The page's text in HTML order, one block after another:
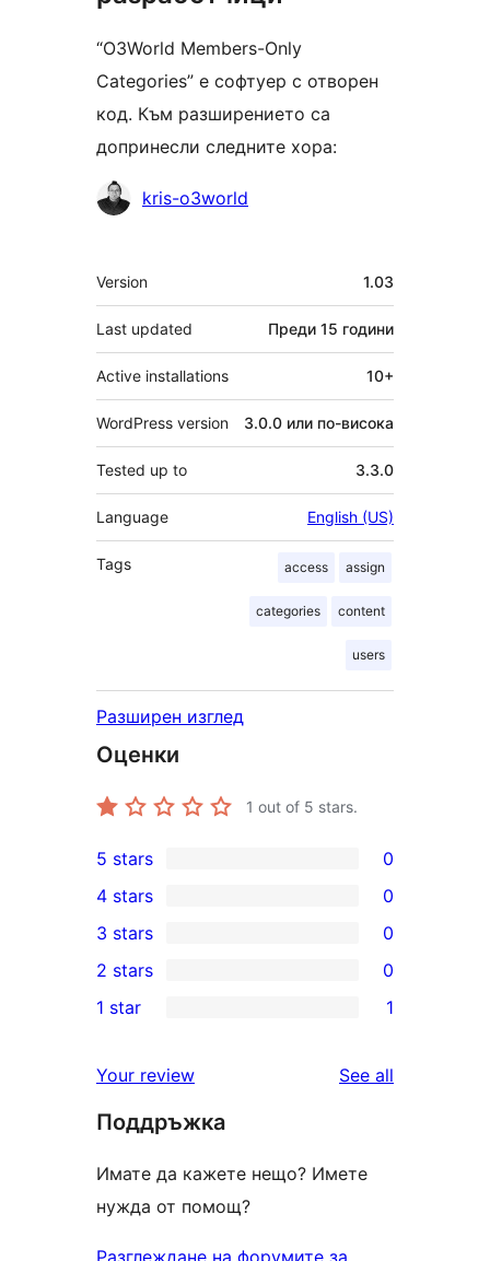
“O3World Members-Only
Categories” е софтуер с отворен
код. Към разширението са
допринесли следните хора:
Сътрудници
kris-o3world
Мета
Version 1.03
Last updated Преди 15 години
Active installations 10+
WordPress version 3.0.0 или по-висока
Tested up to 3.3.0
Language English (US)
Tags access assign
categories content
users
Разширен изглед
Оценки
1 out of 5 stars.
0
5-
star
reviews
5 stars 0
4-
star
reviews
4 stars 0
0
3-
star
3 stars 0
2-
reviews
2 stars 0
star
review
1 star 1
Your review See all
Поддръжка
Имате да кажете нещо? Имете
нужда от помощ?